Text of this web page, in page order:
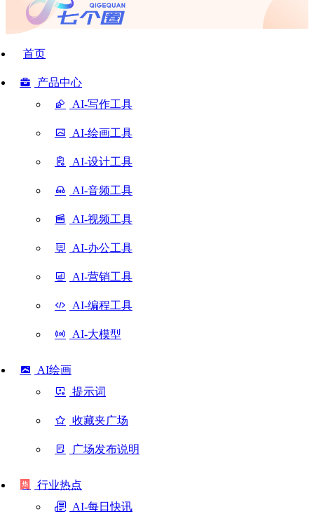
首页
产品中心
AI-写作工具
AI-绘画工具
AI-设计工具
AI-音频工具
AI-视频工具
AI-办公工具
AI-营销工具
AI-编程工具
AI-大模型
AI绘画
提示词
收藏夹广场
广场发布说明
行业热点
AI-每日快讯